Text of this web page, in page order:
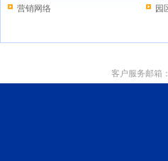
营销网络
园
客户服务邮箱：